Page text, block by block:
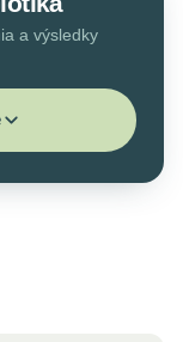
a výsledky